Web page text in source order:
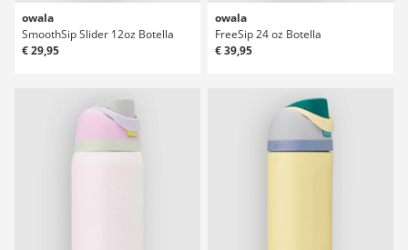
owala
SmoothSip Slider 12oz Botella
€ 29,95
owala
FreeSip 24 oz Botella
€ 39,95